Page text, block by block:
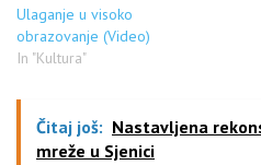
Ulaganje u visoko
obrazovanje (Video)
In "Kultura"
Čitaj još: Nastavljena
mreže u Sjenici